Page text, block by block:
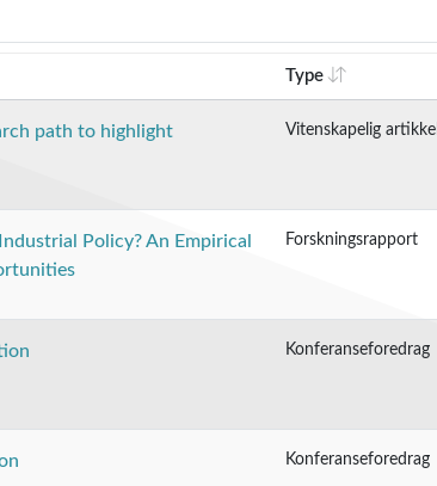
Type
path to highlight
Vitenskapelig artikkel
Policy? An Empirical
Forskningsrapport
Konferanseforedrag
Konferanseforedrag